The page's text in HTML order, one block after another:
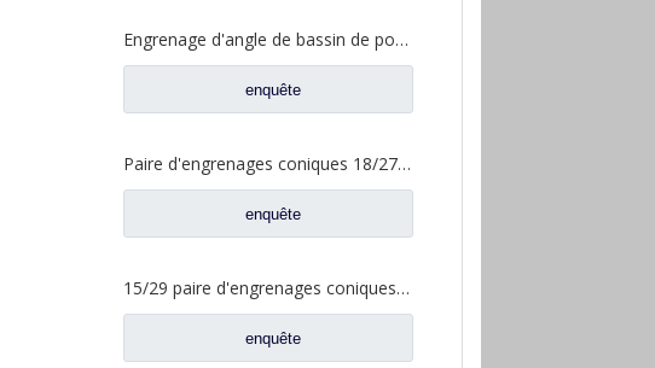
Engrenage d'angle de bassin de pont moyen pour pièces de rechange Shamcan DelongTruck 81.35199.6587
enquête
Paire d'engrenages coniques 18/27 pour pièces de rechange 2502ZHS1827-025/026 de camion de levage en T de l'essieu Dena Dongfeng
enquête
15/29 paire d'engrenages coniques à essieu moyen pour Ankai & Benz essieu Foton Auman nord Benz Beiben camion pièces de rechange A3463535310
enquête